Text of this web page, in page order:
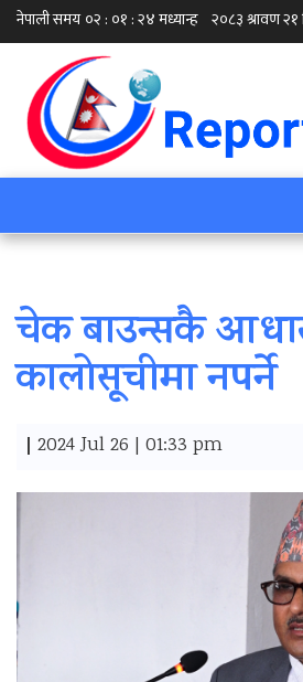
चेक बाउन्सकै
कालोसूचीमा नपर्ने
| 2024 Jul 26 | 01:33 pm